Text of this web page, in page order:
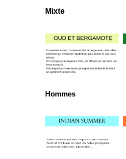
Mixte
Hommes